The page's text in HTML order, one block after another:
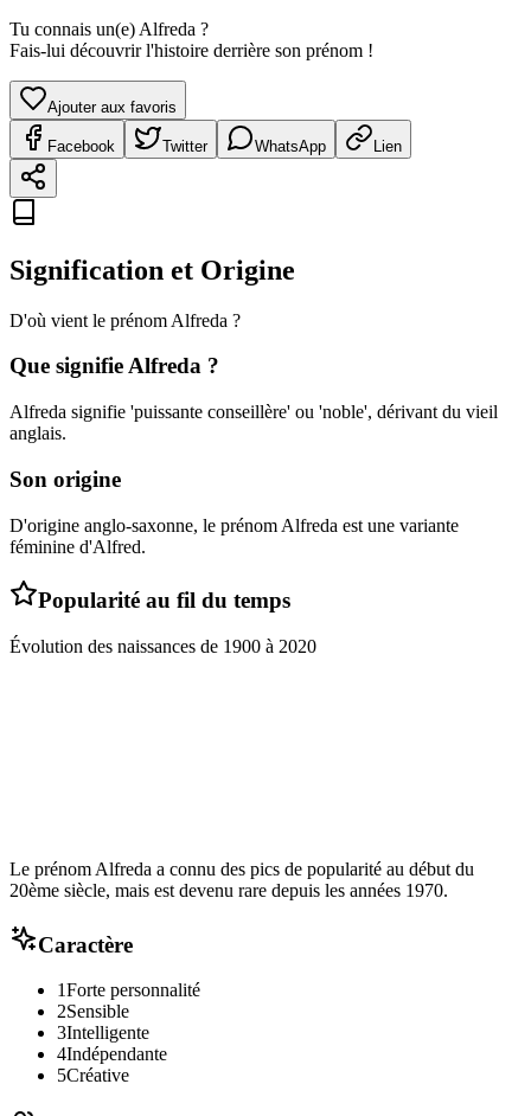
Tu connais un(e) Alfreda ?
Fais-lui découvrir l'histoire derrière son prénom !
Ajouter aux favoris
Facebook Twitter WhatsApp Lien
Signification et Origine
D'où vient le prénom Alfreda ?
Que signifieAlfreda ?
Alfreda signifie 'puissante conseillère' ou 'noble', dérivant du vieil
anglais.
Son origine
D'origine anglo-saxonne, le prénom Alfreda est une variante
féminine d'Alfred.
Popularité au fil du temps
Évolution des naissances de 1900 à 2020
Le prénom Alfreda a connu des pics de popularité au début du
20ème siècle, mais est devenu rare depuis les années 1970.
Caractère
1Forte personnalité
2Sensible
3Intelligente
4Indépendante
5Créative